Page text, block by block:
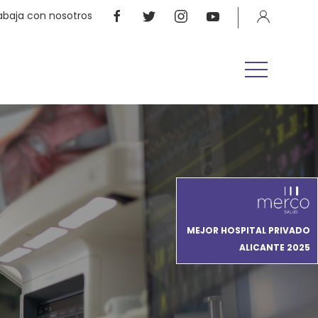
con nosotros
MEJOR HOSPITAL PRIVADO
ALICANTE 2025